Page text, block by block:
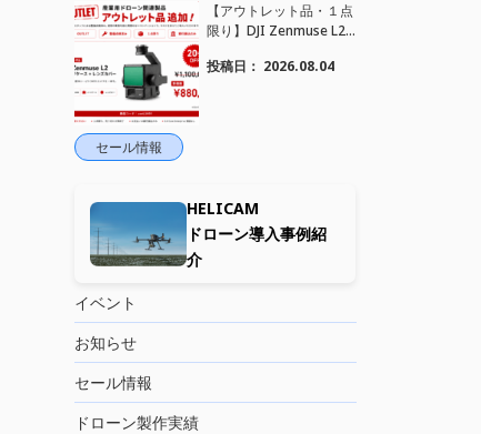
セール情報
【アウトレット品・１点
限り】DJI Zenmuse L2
た。｜HELICAM STORE
投稿日： 2026.08.04
HELICAM
ドローン導入事例紹
介
イベント
お知らせ
セール情報
ドローン製作実績